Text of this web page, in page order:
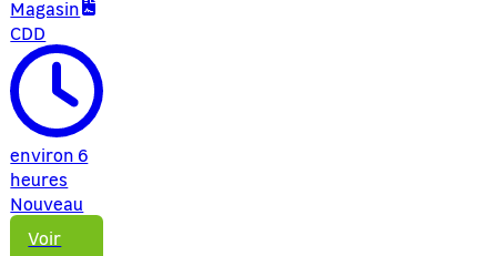
Magasin
CDD
environ 6
heures
Nouveau
Voir